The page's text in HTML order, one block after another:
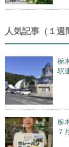
人気記事（１週
栃
駅
栃
７